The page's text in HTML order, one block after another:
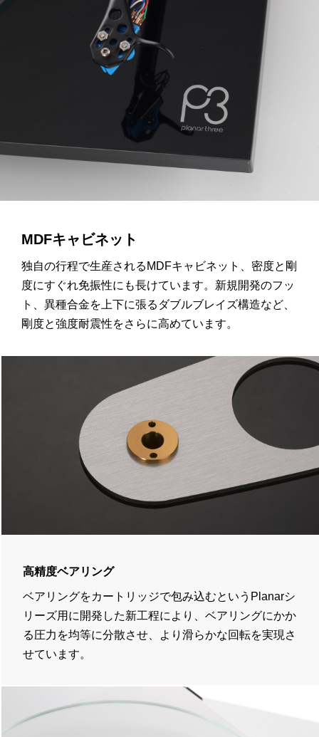
MDFキャビネット
独自の行程で生産されるMDFキャビネット、密度と剛
度にすぐれ免振性にも長けています。新規開発のフッ
ト、異種合金を上下に張るダブルブレイズ構造など、
剛度と強度耐震性をさらに高めています。
高精度ベアリング
ベアリングをカートリッジで包み込むというPlanarシ
リーズ用に開発した新工程により、ベアリングにかか
る圧力を均等に分散させ、より滑らかな回転を実現さ
せています。